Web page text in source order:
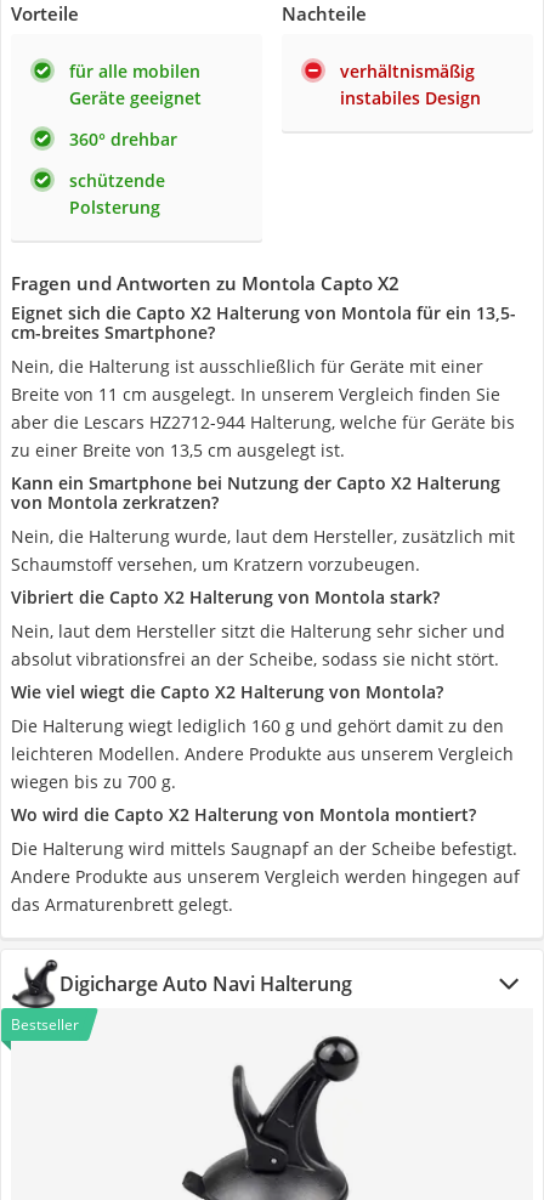
Vorteile
für alle mobilen
Geräte geeignet
360° drehbar
schützende
Polsterung
Nachteile
verhältnismäßig
instabiles Design
Fragen und Antworten zu Montola Capto X2
Eignet sich die Capto X2 Halterung von Montola für ein 13,5-
cm-breites Smartphone?
Nein, die Halterung ist ausschließlich für Geräte mit einer
Breite von 11 cm ausgelegt. In unserem Vergleich finden Sie
aber die Lescars HZ2712-944 Halterung, welche für Geräte bis
zu einer Breite von 13,5 cm ausgelegt ist.
Kann ein Smartphone bei Nutzung der Capto X2 Halterung
von Montola zerkratzen?
Nein, die Halterung wurde, laut dem Hersteller, zusätzlich mit
Schaumstoff versehen, um Kratzern vorzubeugen.
Vibriert die Capto X2 Halterung von Montola stark?
Nein, laut dem Hersteller sitzt die Halterung sehr sicher und
absolut vibrationsfrei an der Scheibe, sodass sie nicht stört.
Wie viel wiegt die Capto X2 Halterung von Montola?
Die Halterung wiegt lediglich 160 g und gehört damit zu den
leichteren Modellen. Andere Produkte aus unserem Vergleich
wiegen bis zu 700 g.
Wo wird die Capto X2 Halterung von Montola montiert?
Die Halterung wird mittels Saugnapf an der Scheibe befestigt.
Andere Produkte aus unserem Vergleich werden hingegen auf
das Armaturenbrett gelegt.
Digicharge Auto Navi Halterung
Bestseller